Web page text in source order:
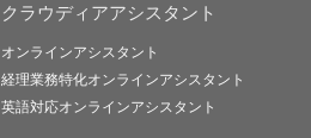
クラウディアアシスタント
オンラインアシスタント
経理業務特化オンラインアシスタント
英語対応オンラインアシスタント